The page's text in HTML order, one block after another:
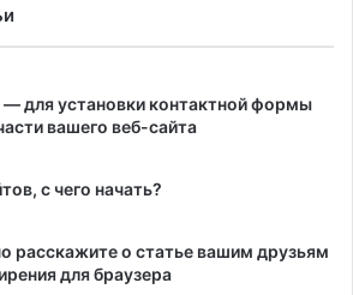
для установки контактной формы
вашего веб-сайта
с чего начать?
расскажите о статье вашим друзьям
для браузера